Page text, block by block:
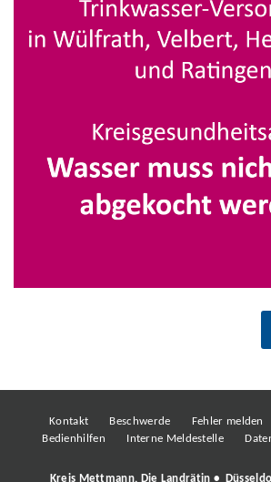
Kontakt Beschwerde Fehler melden
Bedienhilfen
Interne Meldestelle
Kreis Mettmann, Die Landrätin •